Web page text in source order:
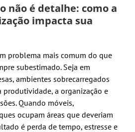
não é detalhe: como a
impacta sua
problema mais comum do que
subestimado. Seja em
ambientes sobrecarregados
produtividade, a organização e
Quando móveis,
ocupam áreas que deveriam
é perda de tempo, estresse e